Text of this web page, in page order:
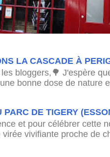
LA CASCADE À
bloggers,🌳 J'espère
bonne dose de nature
PARC DE TIGERY
et pour célébrer cette
virée vivifiante proche de